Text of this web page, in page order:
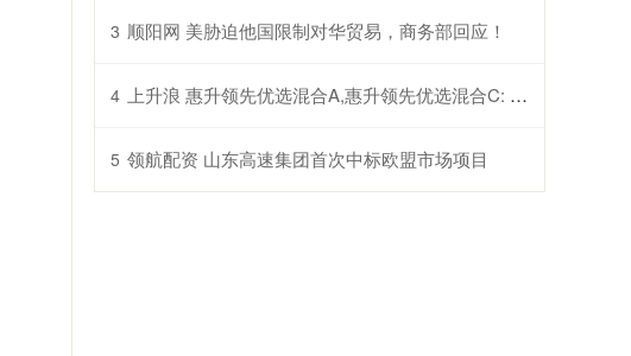
3 顺阳网 美胁迫他国限制对华贸易，商务部回应！
4 上升浪 惠升领先优选混合A,惠升领先优选混合C: 关于以通讯方式召开惠升领先优选混合型证券投资基金基金份额持有人大会的公告
5 领航配资 山东高速集团首次中标欧盟市场项目